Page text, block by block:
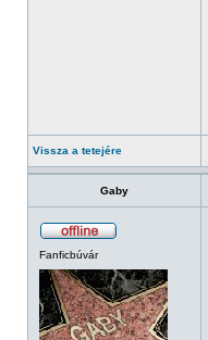
Vissza a tetejére
Gaby
Fanficbúvár